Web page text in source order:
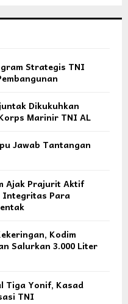
Strategis TNI
Dikukuhkan
Marinir TNI AL
Jawab Tantangan
Ajak Prajurit Aktif
Integritas Para
Kodim
Salurkan 3.000 Liter
Tiga Yonif, Kasad
TNI